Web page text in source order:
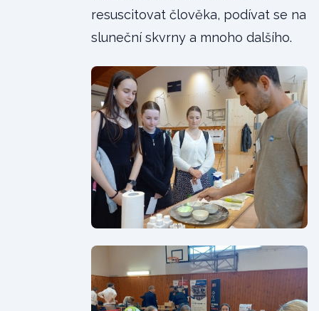
resuscitovat člověka, podívat se na
sluneční skvrny a mnoho dalšího.